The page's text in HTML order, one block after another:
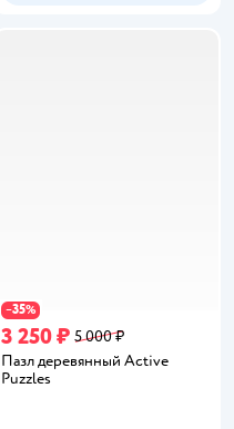
−35%
3 250 ₽ 5 000 ₽
Пазл деревянный Active
Puzzles